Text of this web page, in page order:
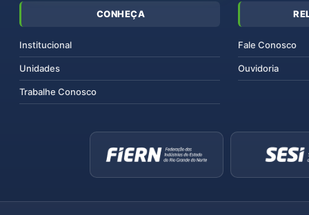
CONHEÇA
Institucional
Unidades
Trabalhe Conosco
Fale Conosco
Ouvidoria